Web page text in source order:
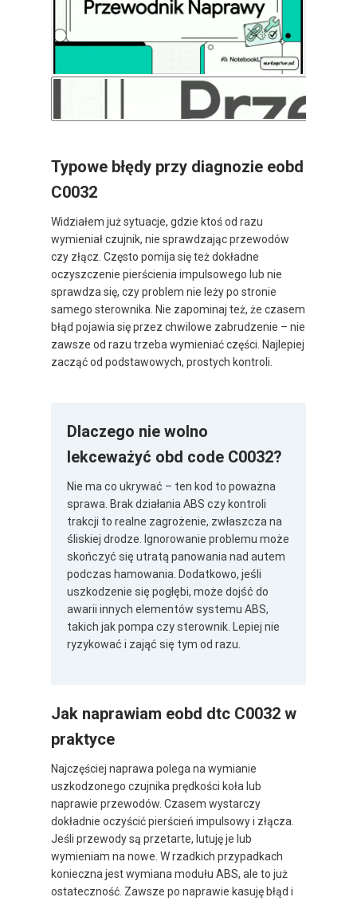
Typowe błędy przy diagnozie eobd
C0032
Widziałem już sytuacje, gdzie ktoś od razu
wymieniał czujnik, nie sprawdzając przewodów
czy złącz. Często pomija się też dokładne
oczyszczenie pierścienia impulsowego lub nie
sprawdza się, czy problem nie leży po stronie
samego sterownika. Nie zapominaj też, że czasem
błąd pojawia się przez chwilowe zabrudzenie – nie
zawsze od razu trzeba wymieniać części. Najlepiej
zacząć od podstawowych, prostych kontroli.
Dlaczego nie wolno
lekceważyć obd code C0032?
Nie ma co ukrywać – ten kod to poważna
sprawa. Brak działania ABS czy kontroli
trakcji to realne zagrożenie, zwłaszcza na
śliskiej drodze. Ignorowanie problemu może
skończyć się utratą panowania nad autem
podczas hamowania. Dodatkowo, jeśli
uszkodzenie się pogłębi, może dojść do
awarii innych elementów systemu ABS,
takich jak pompa czy sterownik. Lepiej nie
ryzykować i zająć się tym od razu.
Jak naprawiam eobd dtc C0032 w
praktyce
Najczęściej naprawa polega na wymianie
uszkodzonego czujnika prędkości koła lub
naprawie przewodów. Czasem wystarczy
dokładnie oczyścić pierścień impulsowy i złącza.
Jeśli przewody są przetarte, lutuję je lub
wymieniam na nowe. W rzadkich przypadkach
konieczna jest wymiana modułu ABS, ale to już
ostateczność. Zawsze po naprawie kasuję błąd i